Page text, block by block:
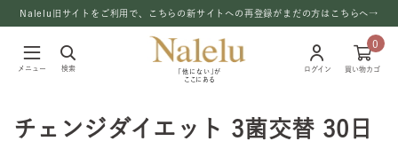
Nalelu旧サイトをご利用で、こちらの新サイトへの再登録がまだの方はこちらへ→
メニュー 検索
「他にない」が
ここにある
ログイン
0
買い物カゴ
チェンジダイエット 3菌交替 30日